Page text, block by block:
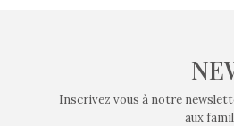
Inscrivez vous à notre
aux